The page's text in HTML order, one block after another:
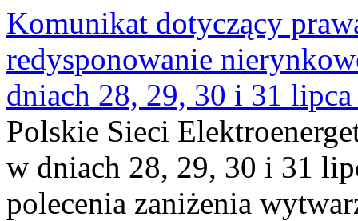
Komunikat dotyczący
redysponowanie
dniach 28, 29, 30 i 31
Polskie Sieci
w dniach 28, 29, 30 i 31
polecenia zaniżenia